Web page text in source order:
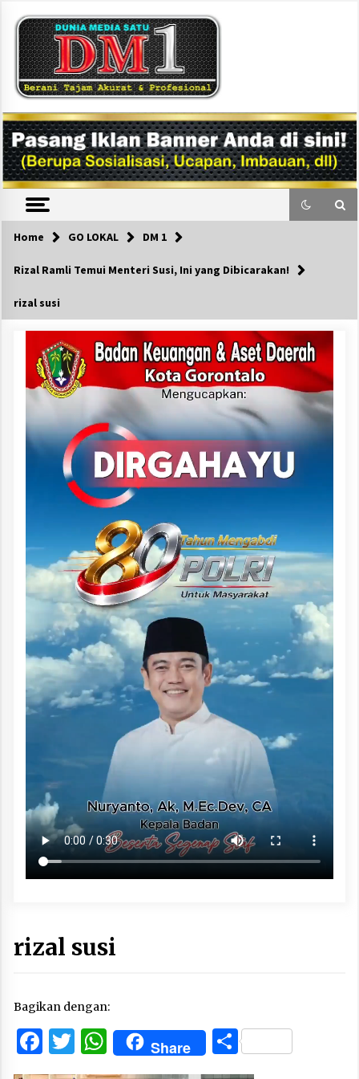
content
DM1
Home GO LOKAL DM 1
Rizal Ramli Temui Menteri Susi, Ini yang Dibicarakan!
rizal susi
rizal susi
Bagikan dengan:
Facebook
Twitter
WhatsApp
Share Share